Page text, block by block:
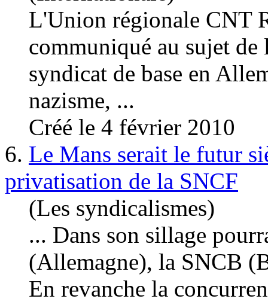
L'Union régionale CNT
communiqué au sujet
syndicat de base en
nazisme, ...
Créé le 4 février 2010
6. Le Mans serait le futur
privatisation de la SNCF
(Les syndicalismes)
... Dans son sillage
(Allemagne), la SNCB
En revanche la